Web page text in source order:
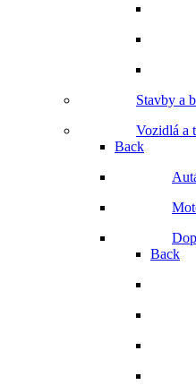
Stavby a
Vozidlá a
Back
Back